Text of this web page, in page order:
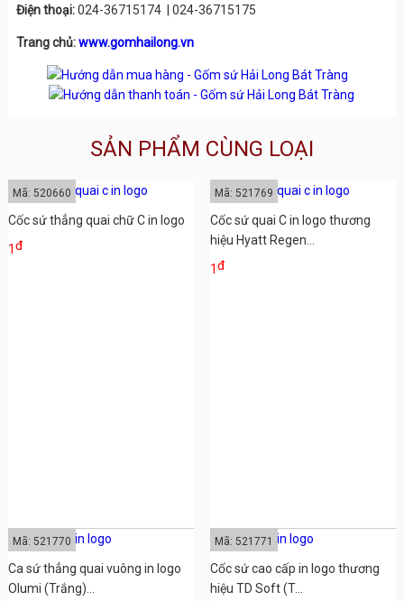
Điện thoại:024-36715174 | 024-36715175
Trang chủ: www.gomhailong.vn
SẢN PHẨM CÙNG LOẠI
Cốc sứ thẳng quai chữ C in logo
1đ
Mã: 520660
Cốc sứ quai C in logo thương
hiệu Hyatt Regen...
1đ
Mã: 521769
Ca sứ thẳng quai vuông in logo
Olumi (Trắng)...
Mã: 521770
Cốc sứ cao cấp in logo thương
hiệu TD Soft (T...
Mã: 521771